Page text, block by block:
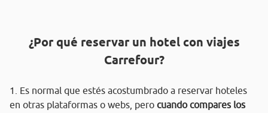
¿Por qué reservar un hotel con viajes
Carrefour?
1. Es normal que estés acostumbrado a reservar hoteles
en otras plataformas o webs, pero cuando compares los